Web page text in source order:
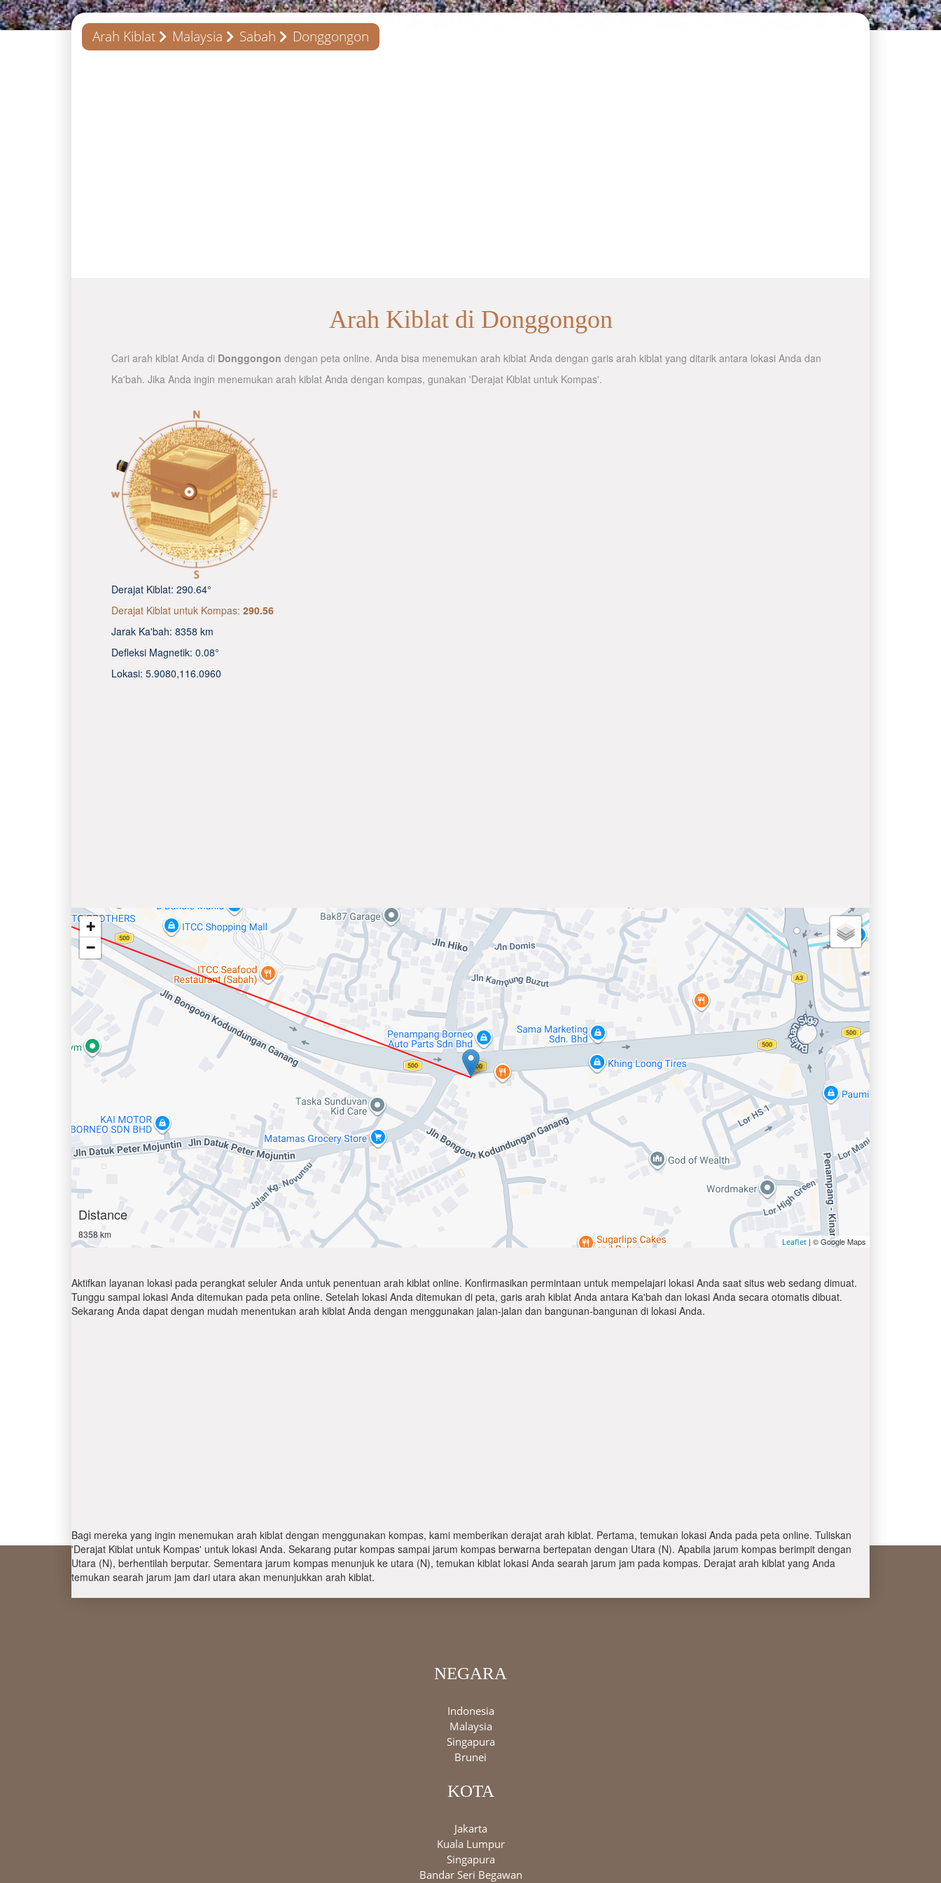
Arah Kiblat Malaysia Sabah Donggongon
Arah Kiblat di Donggongon
Cari arah kiblat Anda di Donggongon dengan peta online. Anda bisa menemukan arah kiblat Anda dengan garis arah kiblat yang ditarik antara lokasi Anda dan
Ka'bah. Jika Anda ingin menemukan arah kiblat Anda dengan kompas, gunakan 'Derajat Kiblat untuk Kompas'.
Derajat Kiblat: 290.64°
Derajat Kiblat untuk Kompas: 290.56
Jarak Ka'bah: 8358 km
Defleksi Magnetik: 0.08°
Lokasi: 5.9080,116.0960
+
−
Distance
8358 km
Leaflet | © Google Maps
Aktifkan layanan lokasi pada perangkat seluler Anda untuk penentuan arah kiblat online. Konfirmasikan permintaan untuk mempelajari lokasi Anda saat situs web sedang dimuat.
Tunggu sampai lokasi Anda ditemukan pada peta online. Setelah lokasi Anda ditemukan di peta, garis arah kiblat Anda antara Ka'bah dan lokasi Anda secara otomatis dibuat.
Sekarang Anda dapat dengan mudah menentukan arah kiblat Anda dengan menggunakan jalan-jalan dan bangunan-bangunan di lokasi Anda.
Bagi mereka yang ingin menemukan arah kiblat dengan menggunakan kompas, kami memberikan derajat arah kiblat. Pertama, temukan lokasi Anda pada peta online. Tuliskan
'Derajat Kiblat untuk Kompas' untuk lokasi Anda. Sekarang putar kompas sampai jarum kompas berwarna bertepatan dengan Utara (N). Apabila jarum kompas berimpit dengan
Utara (N), berhentilah berputar. Sementara jarum kompas menunjuk ke utara (N), temukan kiblat lokasi Anda searah jarum jam pada kompas. Derajat arah kiblat yang Anda
temukan searah jarum jam dari utara akan menunjukkan arah kiblat.
NEGARA
Indonesia
Malaysia
Singapura
Brunei
KOTA
Jakarta
Kuala Lumpur
Singapura
Bandar Seri Begawan